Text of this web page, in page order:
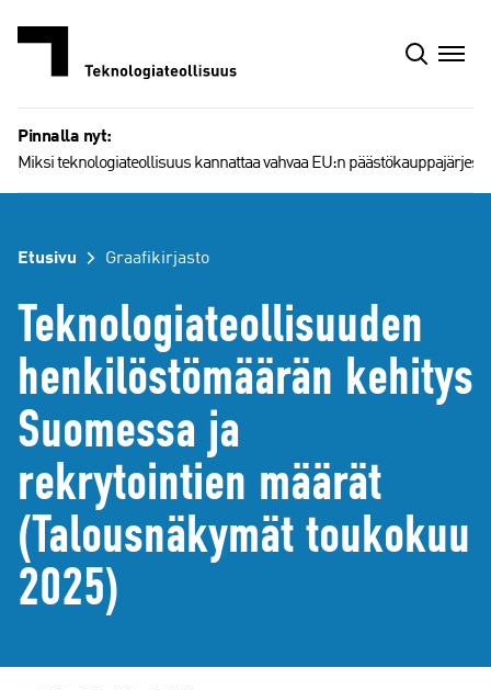
Pinnalla nyt:
Miksi teknologiateollisuus kannattaa vahvaa EU:n
Etusivu Graafikirjasto
Teknologiateollisuuden
henkilöstömäärän kehitys
Suomessa ja
rekrytointien määrät
(Talousnäkymät toukokuu
2025)